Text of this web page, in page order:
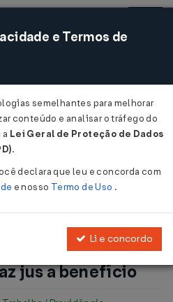
Acessar
Voltar
vítima de acidente
jus a benefício
e Termos de
semelhantes para melhorar
conteúdo e analisar o tráfego do
Lei Geral de Proteção de Dados
.
declara que leu e concorda com
e nosso Termo de Uso .
Li e concordo